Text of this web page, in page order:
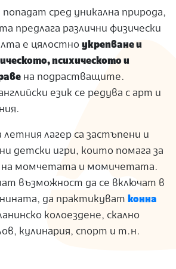
сред уникална природа,
предлага различни физически
е цялостно укрепване и
психическото и
на подрастващите.
език се редува с арт и
летния лагер са застъпени и
детски игри, които помага за
на момчетата и момичетата.
възможност да се включат в
, да практикуват конна
колоездене, скално
кулинария, спорт и т.н.